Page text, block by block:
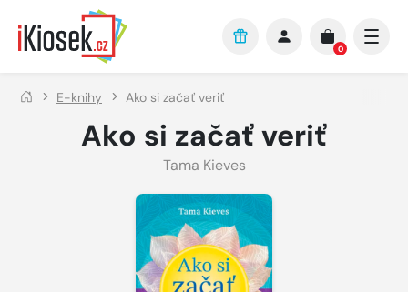
Přejít na hlavní obsah
0
E-knihy Ako si začať veriť
Ako si začať veriť
Tama Kieves